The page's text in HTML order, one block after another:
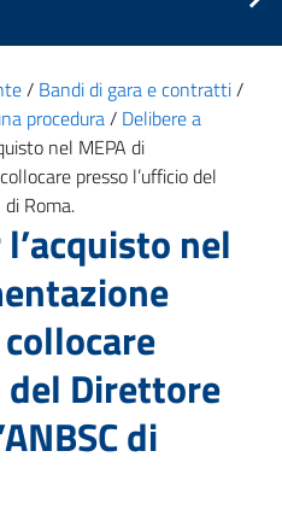
/ Bandi di gara e contratti/
procedura/ Delibere a
nel MEPA di
presso l’ufficio del
Roma.
l’acquisto nel
del Direttore
di